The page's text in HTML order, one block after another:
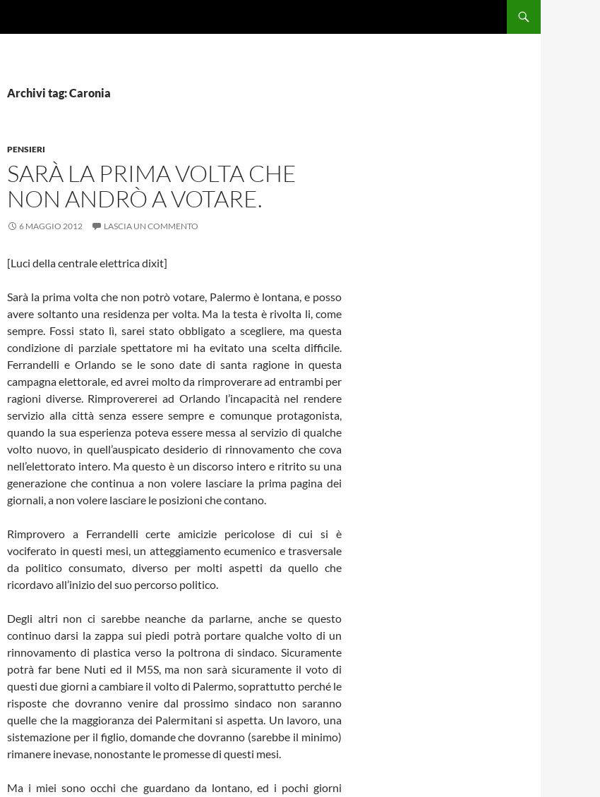
Archivi tag: Caronia
PENSIERI
SARÀ LA PRIMA VOLTA CHE
NON ANDRÒ A VOTARE.
6 MAGGIO 2012 LASCIA UN COMMENTO
[Luci della centrale elettrica dixit]
Sarà la prima volta che non potrò votare, Palermo è lontana, e posso
avere soltanto una residenza per volta. Ma la testa è rivolta li, come
sempre. Fossi stato lì, sarei stato obbligato a scegliere, ma questa
condizione di parziale spettatore mi ha evitato una scelta difficile.
Ferrandelli e Orlando se le sono date di santa ragione in questa
campagna elettorale, ed avrei molto da rimproverare ad entrambi per
ragioni diverse. Rimprovererei ad Orlando l’incapacità nel rendere
servizio alla città senza essere sempre e comunque protagonista,
quando la sua esperienza poteva essere messa al servizio di qualche
volto nuovo, in quell’auspicato desiderio di rinnovamento che cova
nell’elettorato intero. Ma questo è un discorso intero e ritrito su una
generazione che continua a non volere lasciare la prima pagina dei
giornali, a non volere lasciare le posizioni che contano.
Rimprovero a Ferrandelli certe amicizie pericolose di cui si è
vociferato in questi mesi, un atteggiamento ecumenico e trasversale
da politico consumato, diverso per molti aspetti da quello che
ricordavo all’inizio del suo percorso politico.
Degli altri non ci sarebbe neanche da parlarne, anche se questo
continuo darsi la zappa sui piedi potrà portare qualche volto di un
rinnovamento di plastica verso la poltrona di sindaco. Sicuramente
potrà far bene Nuti ed il M5S, ma non sarà sicuramente il voto di
questi due giorni a cambiare il volto di Palermo, soprattutto perché le
risposte che dovranno venire dal prossimo sindaco non saranno
quelle che la maggioranza dei Palermitani si aspetta. Un lavoro, una
sistemazione per il figlio, domande che dovranno (sarebbe il minimo)
rimanere inevase, nonostante le promesse di questi mesi.
Ma i miei sono occhi che guardano da lontano, ed i pochi giorni